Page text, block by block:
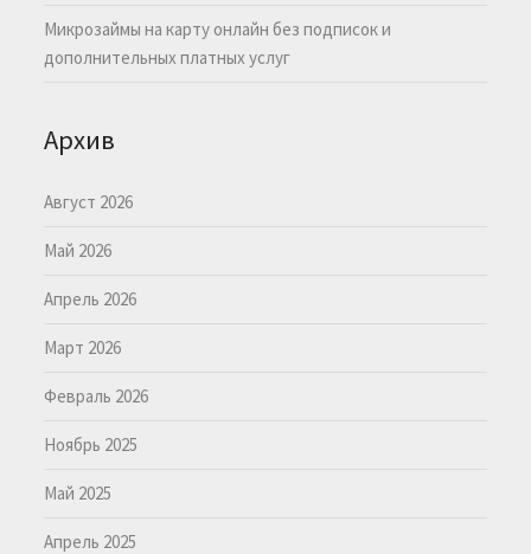
Микрозаймы на карту онлайн без подписок и
дополнительных платных услуг
Архив
Август 2026
Май 2026
Апрель 2026
Март 2026
Февраль 2026
Ноябрь 2025
Май 2025
Апрель 2025